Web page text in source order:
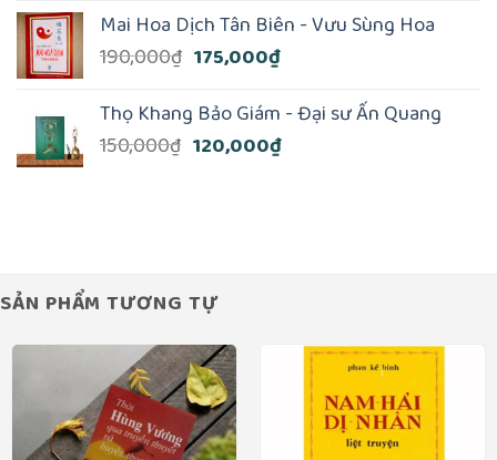
là:
290,000₫.
tại
Mai Hoa Dịch Tân Biên - Vưu Sùng Hoa
190,000₫ Giá
là:
190,000₫.
175,000₫Giá
tại
là:
175,000₫.
Thọ Khang Bảo Giám - Đại sư Ấn Quang
150,000₫ Giá
120,000₫Giá
SẢN PHẨM TƯƠNG TỰ